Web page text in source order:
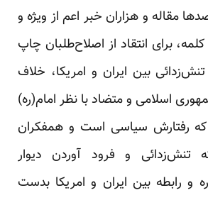
مقاله و هزاران خبر اعم از ویژه و
برای انتقاد از اصلاح‌طلبان چاپ
بین ایران و امریکا، خلاف
اسلامی و متضاد با نظر امام(ره)
رفتارش سیاسی است و همفکران
تنش‌زدائی و فرود آوردن دیوار
و رابطه بین ایران و امریکا بدست